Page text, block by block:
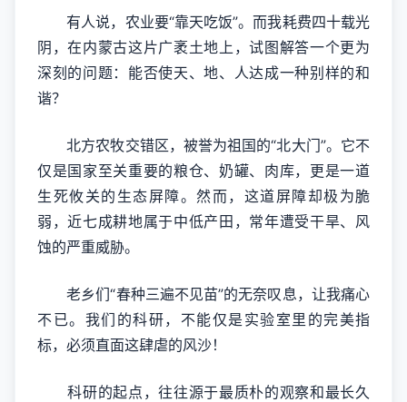
有人说，农业要“靠天吃饭”。而我耗费四十载光
阴，在内蒙古这片广袤土地上，试图解答一个更为
深刻的问题：能否使天、地、人达成一种别样的和
谐？
北方农牧交错区，被誉为祖国的“北大门”。它不
仅是国家至关重要的粮仓、奶罐、肉库，更是一道
生死攸关的生态屏障。然而，这道屏障却极为脆
弱，近七成耕地属于中低产田，常年遭受干旱、风
蚀的严重威胁。
老乡们“春种三遍不见苗”的无奈叹息，让我痛心
不已。我们的科研，不能仅是实验室里的完美指
标，必须直面这肆虐的风沙！
科研的起点，往往源于最质朴的观察和最长久